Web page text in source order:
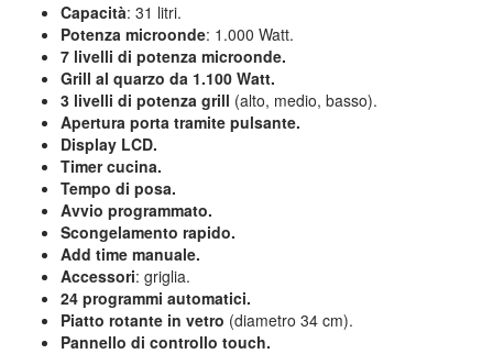
Capacità: 31 litri.
Potenza microonde: 1.000 Watt.
7 livelli di potenza microonde.
Grill al quarzo da 1.100 Watt.
3 livelli di potenza grill (alto, medio, basso).
Apertura porta tramite pulsante.
Display LCD.
Timer cucina.
Tempo di posa.
Avvio programmato.
Scongelamento rapido.
Add time manuale.
Accessori: griglia.
24 programmi automatici.
Piatto rotante in vetro (diametro 34 cm).
Pannello di controllo touch.